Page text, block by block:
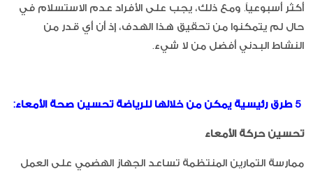
أكثر أسبوعياً. ومع ذلك، يجب على الأفراد عدم الاستسلام في
حال لم يتمكنوا من تحقيق هذا الهدف، إذ أن أي قدر من
النشاط البدني أفضل من لا شيء.
5 طرق رئيسية يمكن من خلالها للرياضة تحسين صحة الأمعاء:
تحسين حركة الأمعاء
ممارسة التمارين المنتظمة تساعد الجهاز الهضمي على العمل